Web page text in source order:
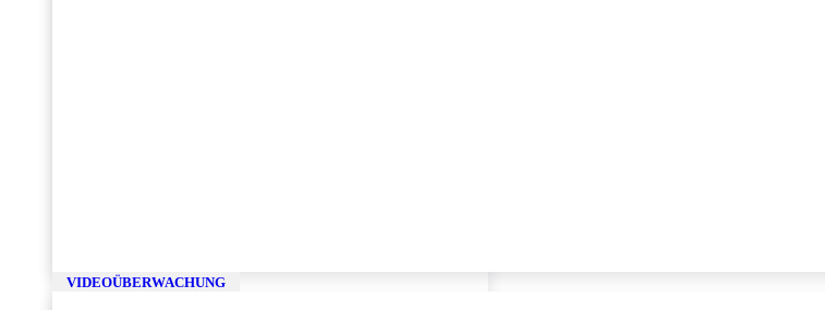
VIDEOÜBERWACHUNG